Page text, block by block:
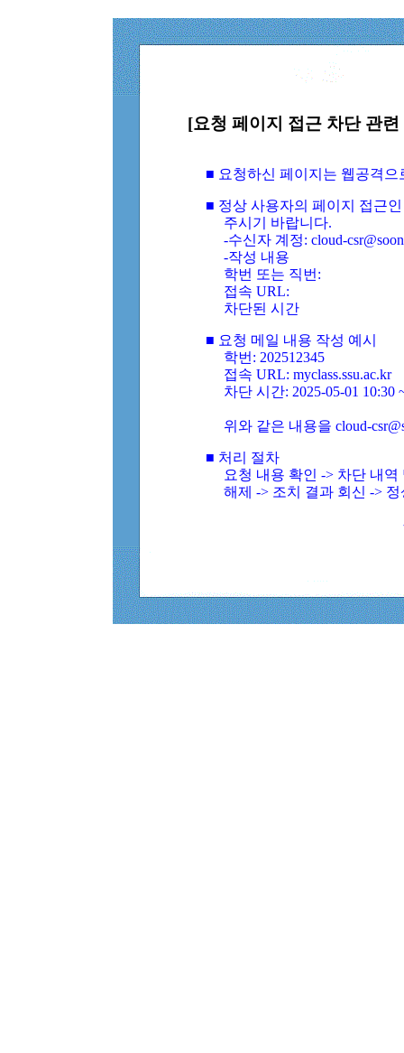
[요청 페이지 접근 차단 관
■ 요청하신 페이지는 웹공격
■ 정상 사용자의 페이지 접근
주시기 바랍니다.
-수신자 계정: cloud-
-작성 내용
학번 또는 직번:
접속 URL:
차단된 시간
■ 요청 메일 내용 작성 예시
학번: 202512345
접속 URL: myclass.ssu.ac.kr
차단 시간: 2025-05-01 10:30
위와 같은 내용을 cloud-
■ 처리 절차
요청 내용 확인 -> 차단 내
해제 -> 조치 결과 회신 ->